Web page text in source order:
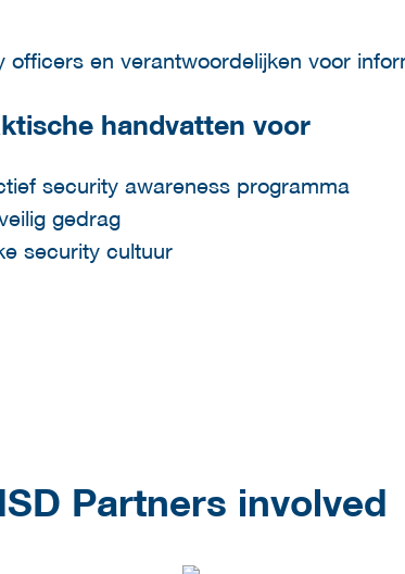
en verantwoordelijken voor
handvatten voor
security awareness programma
gedrag
security cultuur
Partners involved